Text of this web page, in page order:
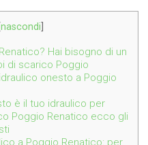
nascondi
Hai bisogno di un
di scarico Poggio
onesto a Poggio
è il tuo idraulico per
Poggio Renatico ecco gli
a Poggio Renatico: per